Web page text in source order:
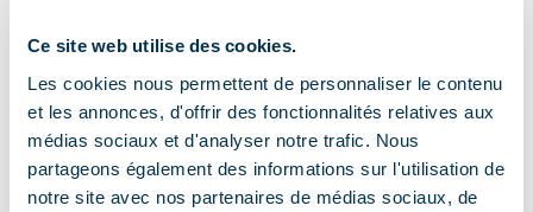
Ce site web utilise des cookies.
Les cookies nous permettent de personnaliser le contenu
et les annonces, d'offrir des fonctionnalités relatives aux
médias sociaux et d'analyser notre trafic. Nous
partageons également des informations sur l'utilisation de
notre site avec nos partenaires de médias sociaux, de